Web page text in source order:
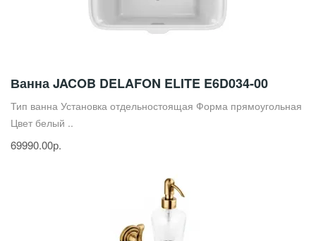
Ванна JACOB DELAFON ELITE E6D034-00
Тип ванна Установка отдельностоящая Форма прямоугольная
Цвет белый ..
69990.00р.